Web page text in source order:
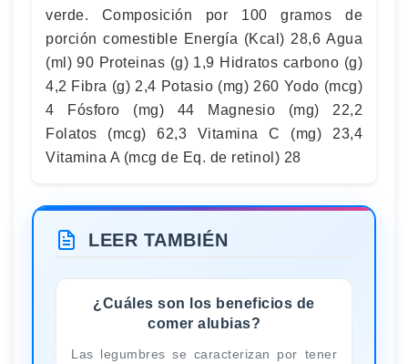
verde. Composición por 100 gramos de
porción comestible Energía (Kcal) 28,6 Agua
(ml) 90 Proteinas (g) 1,9 Hidratos carbono (g)
4,2 Fibra (g) 2,4 Potasio (mg) 260 Yodo (mcg)
4 Fósforo (mg) 44 Magnesio (mg) 22,2
Folatos (mcg) 62,3 Vitamina C (mg) 23,4
Vitamina A (mcg de Eq. de retinol) 28
LEER TAMBIÉN
¿Cuáles son los beneficios de
comer alubias?
Las legumbres se caracterizan por tener